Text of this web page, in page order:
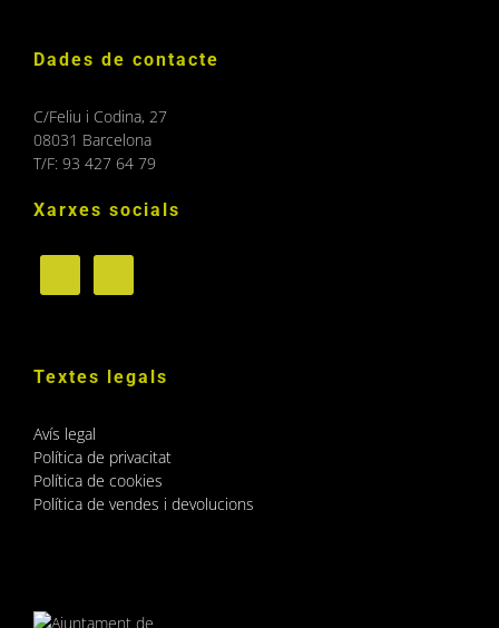
Dades de contacte
C/Feliu i Codina, 27
08031 Barcelona
T/F: 93 427 64 79
Xarxes socials
Textes legals
Avís legal
Política de privacitat
Política de cookies
Política de vendes i devolucions